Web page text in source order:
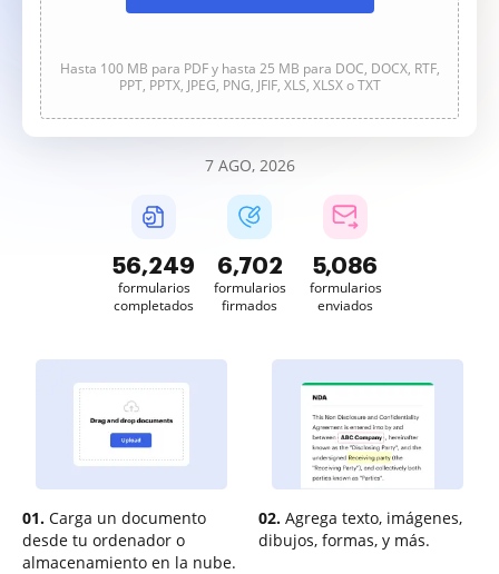
Hasta 100 MB para PDF y hasta 25 MB para DOC, DOCX, RTF,
PPT, PPTX, JPEG, PNG, JFIF, XLS, XLSX o TXT
7 AGO, 2026
56,250
formularios
completados
6,702
formularios
firmados
5,086
formularios
enviados
01. Carga un documento
desde tu ordenador o
almacenamiento en la nube.
02. Agrega texto, imágenes,
dibujos, formas, y más.